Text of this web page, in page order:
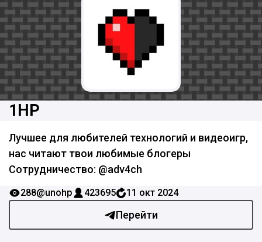
1HP
Лучшее для любителей технологий и видеоигр,
нас читают твои любимые блогеры
Сотрудничество: @adv4ch
Перейти
288@unohp 423695 11 окт 2024